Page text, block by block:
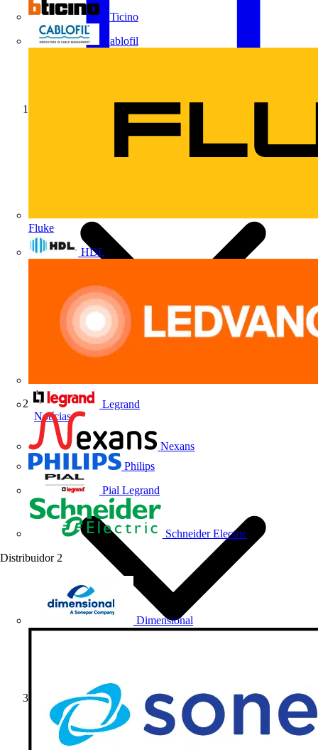
BTicino
Cablofil
Fluke
HDL
Legrand
Nexans
Philips
Pial Legrand
Schneider Electric
Distribuidor 2
Dimensional
Notícias
Formativo